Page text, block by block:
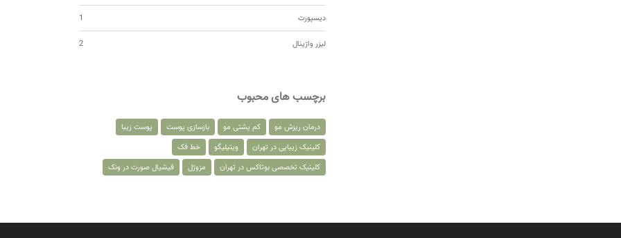
دیسپورت 1
لیزر واژینال 2
برچسب های محبوب
درمان ریزش مو کم پشتی مو بازسازی پوست
پوست زیبا
کلینیک زیبایی در تهران
ویتیلیگو
خط فک
کلینیک تخصصی بوتاکس در تهران
مزوژل فیشیال صورت در ونک